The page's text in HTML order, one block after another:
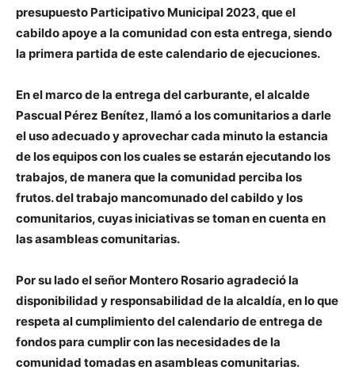
presupuesto Participativo Municipal 2023, que el
cabildo apoye a la comunidad con esta entrega, siendo
la primera partida de este calendario de ejecuciones.
En el marco de la entrega del carburante, el alcalde
Pascual Pérez Benítez, llamó a los comunitarios a darle
el uso adecuado y aprovechar cada minuto la estancia
de los equipos con los cuales se estarán ejecutando los
trabajos, de manera que la comunidad perciba los
frutos. del trabajo mancomunado del cabildo y los
comunitarios, cuyas iniciativas se toman en cuenta en
las asambleas comunitarias.
Por su lado el señor Montero Rosario agradeció la
disponibilidad y responsabilidad de la alcaldía, en lo que
respeta al cumplimiento del calendario de entrega de
fondos para cumplir con las necesidades de la
comunidad tomadas en asambleas comunitarias.